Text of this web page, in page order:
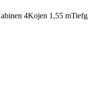
4Kojen 1,55 m